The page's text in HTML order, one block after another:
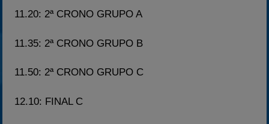
11.20: 2ª CRONO GRUPO A
11.35: 2ª CRONO GRUPO B
11.50: 2ª CRONO GRUPO C
12.10: FINAL C